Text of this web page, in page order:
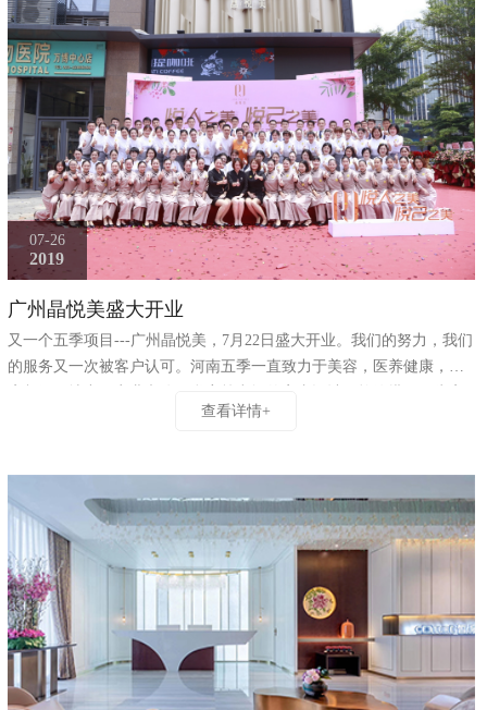
07-26
2019
广州晶悦美盛大开业
又一个五季项目---广州晶悦美，7月22日盛大开业。我们的努力，我们
的服务又一次被客户认可。河南五季一直致力于美容，医养健康，酒
户提供一站式服务。多年来参与完成的项目遍布全国各地，完成效果
与您的合作！
查看详情+